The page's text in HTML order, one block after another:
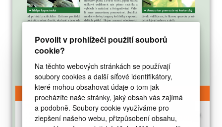
Povolit v prohlížeči použití souborů
cookie?
Na těchto webových stránkách se používají
soubory cookies a další síťové identifikátory,
které mohou obsahovat údaje o tom jak
procházíte naše stránky, jaký obsah vás zajímá
a podobně. Soubory cookie využíváme pro
zlepšení našeho webu, přizpůsobení obsahu,